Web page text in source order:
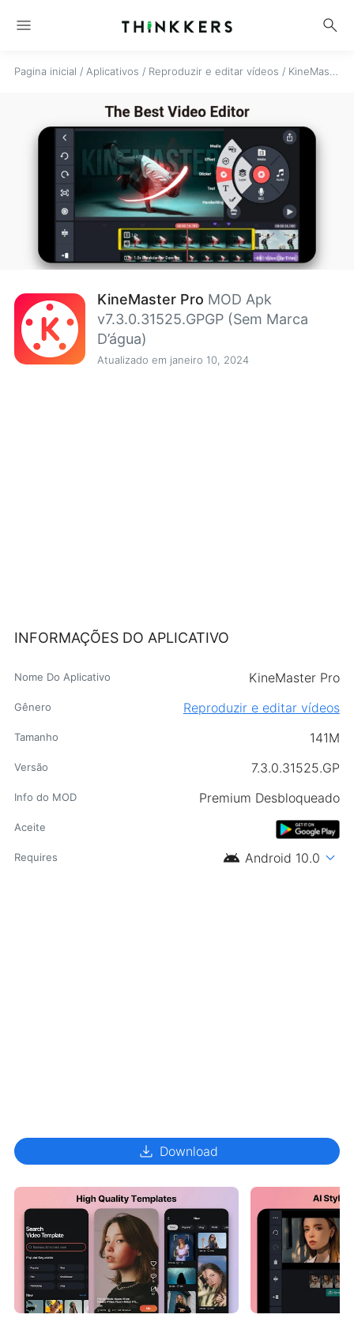
menu search
Pagina inicial / Aplicativos / Reproduzir e editar vídeos / KineMaster Pro
KineMaster Pro MOD Apk
v7.3.0.31525.GPGP (Sem Marca
D’água)
Atualizado em janeiro 10, 2024
INFORMAÇÕES DO APLICATIVO
Nome Do Aplicativo KineMaster Pro
Gênero Reproduzir e editar vídeos
Tamanho 141M
Versão 7.3.0.31525.GP
Info do MOD Premium Desbloqueado
Aceite
Requires android Android 10.0 expand_more
download Download